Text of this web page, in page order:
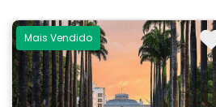
Mais Vendido